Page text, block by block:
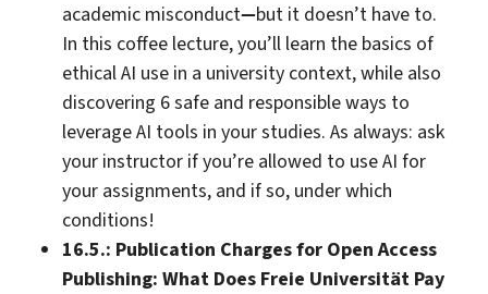
academic misconduct—but it doesn’t have to.
In this coffee lecture, you’ll learn the basics of
ethical AI use in a university context, while also
discovering 6 safe and responsible ways to
leverage AI tools in your studies. As always: ask
your instructor if you’re allowed to use AI for
your assignments, and if so, under which
conditions!
16.5.: Publication Charges for Open Access
Publishing: What Does Freie Universität Pay